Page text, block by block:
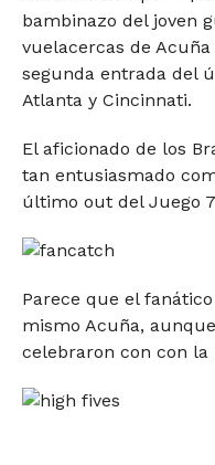
bambinazo del joven
vuelacercas de
segunda entrada del
Atlanta y Cincinnati.
El aficionado de los
tan entusiasmado
último out del Juego
Parece que el
mismo Acuña,
celebraron con con la